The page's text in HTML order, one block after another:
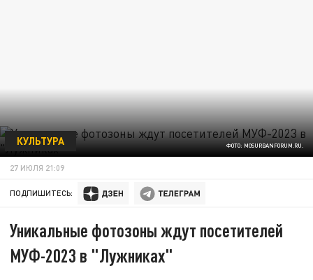
ФОТО: MOSURBANFORUM.RU.
КУЛЬТУРА
27 ИЮЛЯ 21:09
ПОДПИШИТЕСЬ:
Уникальные фотозоны ждут посетителей
МУФ-2023 в "Лужниках"